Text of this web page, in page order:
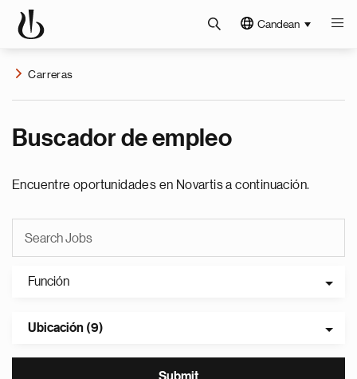
Candean
Carreras
Buscador de empleo
Encuentre oportunidades en Novartis a continuación.
Función
Ubicación (9)